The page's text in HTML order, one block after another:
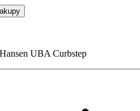
UBA Curbstep